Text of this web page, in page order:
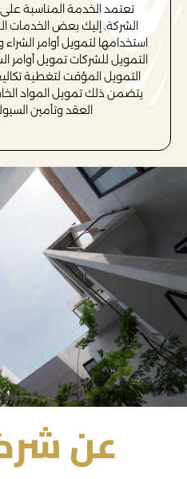
تعتمد الخدمة المناسبة
الشركة. إليك بعض الخدمات
استخدامها لتمويل أوامر
التمويل للشركات تمويل أوامر
التمويل المؤقت لتغطية
يتضمن ذلك تمويل المواد
العقد وتأمين
عن